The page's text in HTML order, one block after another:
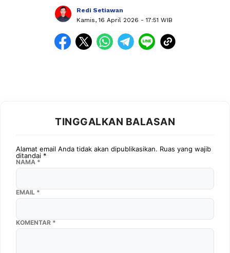
Redi Setiawan
Kamis, 16 April 2026 - 17:51 WIB
TINGGALKAN BALASAN
Alamat email Anda tidak akan dipublikasikan. Ruas yang wajib
ditandai *
KOMENTAR *
NAMA *
EMAIL *